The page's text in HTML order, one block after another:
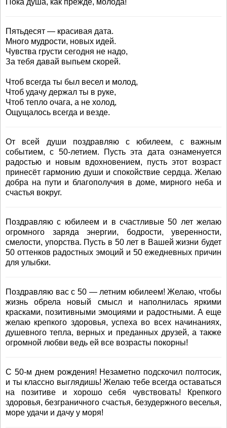
Пока душа, как прежде, молода!
Пятьдесят — красивая дата.
Много мудрости, новых идей.
Чувства грусти сегодня не надо,
За тебя давай выпьем скорей.
Чтоб всегда ты был весел и молод,
Чтоб удачу держал ты в руке,
Чтоб тепло очага, а не холод,
Ощущалось всегда и везде.
От всей души поздравляю с юбилеем, с важным
событием, с 50-летием. Пусть эта дата ознаменуется
радостью и новым вдохновением, пусть этот возраст
принесёт гармонию души и спокойствие сердца. Желаю
добра на пути и благополучия в доме, мирного неба и
счастья вокруг.
Поздравляю с юбилеем и в счастливые 50 лет желаю
огромного заряда энергии, бодрости, уверенности,
смелости, упорства. Пусть в 50 лет в Вашей жизни будет
50 оттенков радостных эмоций и 50 ежедневных причин
для улыбки.
Поздравляю вас с 50 — летним юбилеем! Желаю, чтобы
жизнь обрела новый смысл и наполнилась яркими
красками, позитивными эмоциями и радостными. А еще
желаю крепкого здоровья, успеха во всех начинаниях,
душевного тепла, верных и преданных друзей, а также
огромной любви ведь ей все возрасты покорны!
С 50-м днем рождения! Незаметно подскочил полтосик,
и ты классно выглядишь! Желаю тебе всегда оставаться
на позитиве и хорошо себя чувствовать! Крепкого
здоровья, безграничного счастья, безудержного веселья,
море удачи и дачу у моря!